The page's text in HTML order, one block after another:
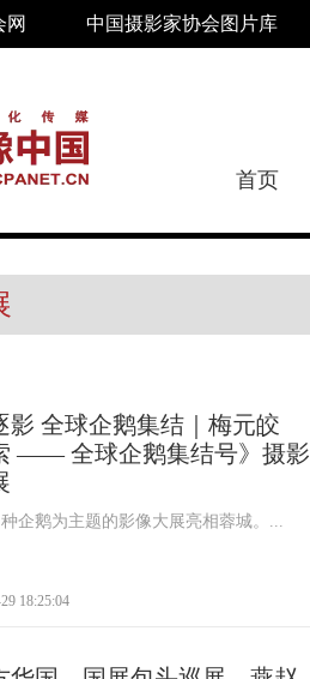
网 中国摄影家协会图片库
首页
影 全球企鹅集结｜梅元皎
—— 全球企鹅集结号》摄影
企鹅为主题的影像大展亮相蓉城。...
18:25:04